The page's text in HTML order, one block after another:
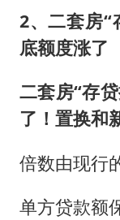
2、二套房“
底额度涨了
二套房“存
了！置换和
倍数由现行
单方贷款额